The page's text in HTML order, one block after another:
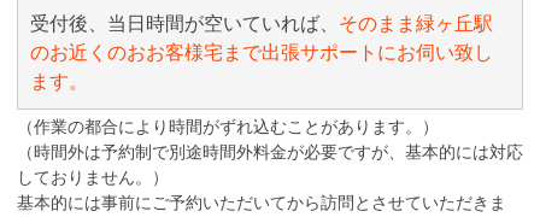
受付後、当日時間が空いていれば、 そのまま緑ヶ丘駅
のお近くのおお客様宅まで出張サポートにお伺い致し
ます。
（作業の都合により時間がずれ込むことがあります。）
（時間外は予約制で別途時間外料金が必要ですが、基本的には対応
しておりません。）
基本的には事前にご予約いただいてから訪問とさせていただきま